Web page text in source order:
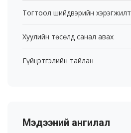
Тогтоол шийдвэрийн хэрэгжилт
Хуулийн төсөлд санал авах
Гүйцэтгэлийн тайлан
Мэдээний ангилал